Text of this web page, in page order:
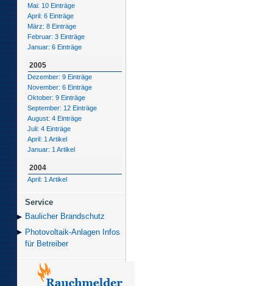
Mai: 10 Einträge
April: 6 Einträge
März: 8 Einträge
Februar: 3 Einträge
Januar: 6 Einträge
2005
Dezember: 9 Einträge
November: 6 Einträge
Oktober: 9 Einträge
September: 12 Einträge
August: 4 Einträge
Juli: 4 Einträge
April: 1 Artikel
Januar: 1 Artikel
2004
April: 1 Artikel
Service
Baulicher Brand­schutz
Photovoltaik-Anlagen Infos
für Betreiber